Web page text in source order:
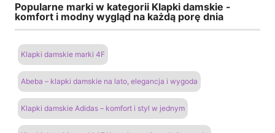
Popularne marki w kategorii Klapki damskie -
komfort i modny wygląd na każdą porę dnia
Klapki damskie marki 4F
Abeba – klapki damskie na lato, elegancja i wygoda
Klapki damskie Adidas – komfort i styl w jednym